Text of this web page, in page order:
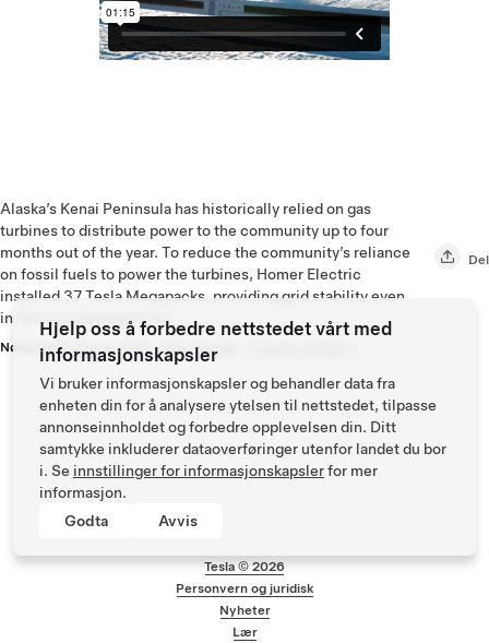
Alaska’s Kenai Peninsula has historically relied on gas
turbines to distribute power to the community up to four
months out of the year. To reduce the community’s reliance
on fossil fuels to power the turbines, Homer Electric
installed 37 Tesla Megapacks, providing grid stability even
in freezing temperatures.
Del
Nøkkelord: , , Solar Energy
Bunntekstmeny
Tesla ©2026
Personvern og juridisk
Nyheter
Lær
Hjelp oss å forbedre nettstedet vårt med
informasjonskapsler
Vi bruker informasjonskapsler og behandler data fra
enheten din for å analysere ytelsen til nettstedet, tilpasse
annonseinnholdet og forbedre opplevelsen din. Ditt
samtykke inkluderer dataoverføringer utenfor landet du bor
i. Se innstillinger for informasjonskapslerfor mer
informasjon.
Godta
Avvis